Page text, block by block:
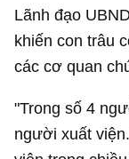
Lãnh đạo
khiến con trâu
các cơ quan
"Trong số 4
người xuất